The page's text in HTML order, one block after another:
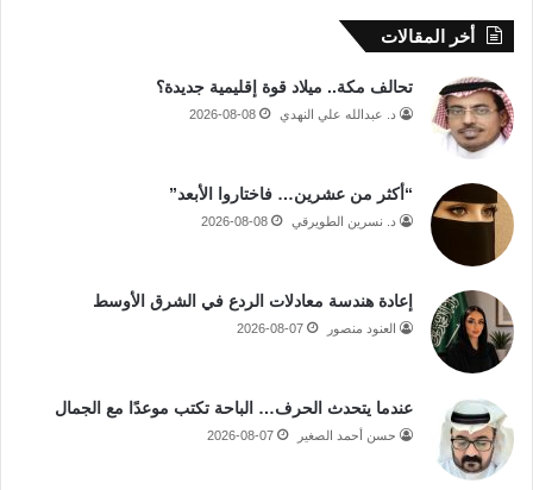
أخر المقالات
تحالف مكة.. ميلاد قوة إقليمية جديدة؟
د. عبدالله علي النهدي 2026-08-08
“أكثر من عشرين… فاختاروا الأبعد”
د. نسرين الطويرقي 2026-08-08
إعادة هندسة معادلات الردع في الشرق الأوسط
العنود منصور 2026-08-07
عندما يتحدث الحرف… الباحة تكتب موعدًا مع الجمال
حسن أحمد الصغير 2026-08-07